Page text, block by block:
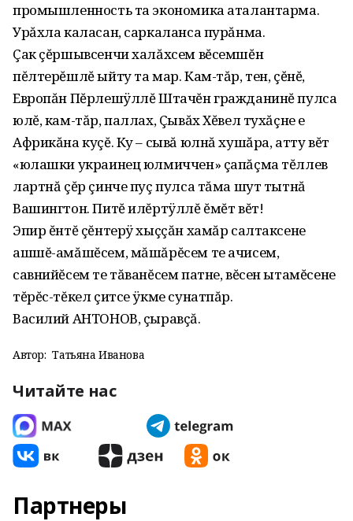
промышленность та экономика аталантарма.
Урăхла каласан, саркаланса пурăнма.
Çак çĕршывсенчи халăхсем вĕсемшĕн
пĕлтерĕшлĕ ыйту та мар. Кам-тăр, тен, çĕнĕ,
Европăн Пĕрлешÿллĕ Штачĕн гражданинĕ пулса
юлĕ, кам-тăр, паллах, Çывăх Хĕвел тухăçне е
Африкăна куçĕ. Ку – сывă юлнă хушăра, атту вĕт
«юлашки украинец юлмиччен» çапăçма тĕллев
лартнă çĕр çинче пуç пулса тăма шут тытнă
Вашингтон. Питĕ илĕртÿллĕ ĕмĕт вĕт!
Эпир ĕнтĕ çĕнтерÿ хыççăн хамăр салтаксене
ашшĕ-амăшĕсем, мăшăрĕсем те ачисем,
савнийĕсем те тăванĕсем патне, вĕсен ытамĕсене
тĕрĕс-тĕкел çитсе ÿкме сунатпăр.
Василий АНТОНОВ, çыравçă.
Автор: Татьяна Иванова
Читайте нас
Партнеры